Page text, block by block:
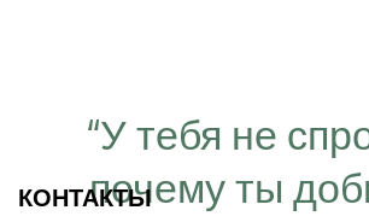
“У тебя не
почему ты
КОНТАКТЫ